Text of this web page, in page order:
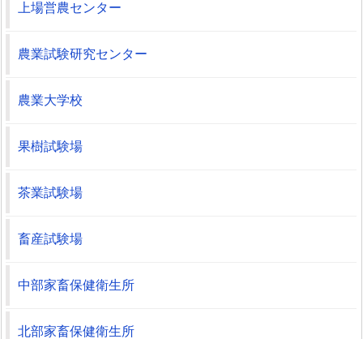
上場営農センター
農業試験研究センター
農業大学校
果樹試験場
茶業試験場
畜産試験場
中部家畜保健衛生所
北部家畜保健衛生所